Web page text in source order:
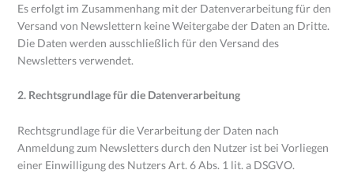
Es erfolgt im Zusammenhang mit der Datenverarbeitung für den
Versand von Newslettern keine Weitergabe der Daten an Dritte.
Die Daten werden ausschließlich für den Versand des
Newsletters verwendet.
2. Rechtsgrundlage für die Datenverarbeitung
Rechtsgrundlage für die Verarbeitung der Daten nach
Anmeldung zum Newsletters durch den Nutzer ist bei Vorliegen
einer Einwilligung des Nutzers Art. 6 Abs. 1 lit. a DSGVO.